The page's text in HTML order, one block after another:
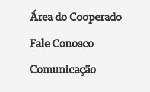
Área do Cooperado
Fale Conosco
Comunicação